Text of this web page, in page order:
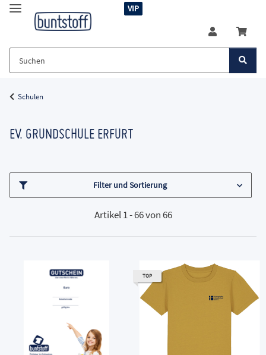
VIP
Schulen
EV. GRUNDSCHULE ERFURT
Filter und Sortierung
Artikel 1 - 66 von 66
TOP